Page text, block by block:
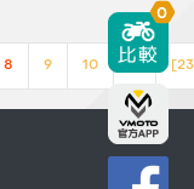
8 9 10 >>
0